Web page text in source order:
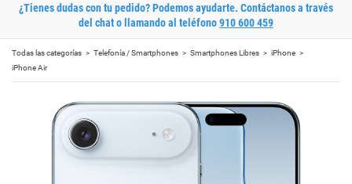
¿Tienes dudas con tu pedido? Podemos ayudarte. Contáctanos a través
del chat o llamando al teléfono910 600 459
Todas las categorías Telefonía / Smartphones Smartphones Libres
iPhone
iPhone Air